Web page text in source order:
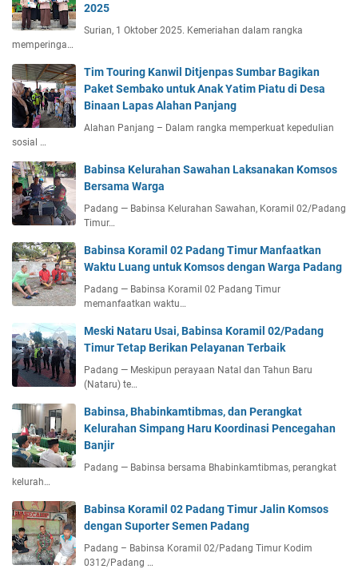
2025
Surian, 1 Oktober 2025. Kemeriahan dalam rangka
memperinga…
Tim Touring Kanwil Ditjenpas Sumbar Bagikan
Paket Sembako untuk Anak Yatim Piatu di Desa
Binaan Lapas Alahan Panjang
Alahan Panjang – Dalam rangka memperkuat kepedulian
sosial …
Babinsa Kelurahan Sawahan Laksanakan Komsos
Bersama Warga
Padang — Babinsa Kelurahan Sawahan, Koramil 02/Padang
Timur…
Babinsa Koramil 02 Padang Timur Manfaatkan
Waktu Luang untuk Komsos dengan Warga Padang
Padang — Babinsa Koramil 02 Padang Timur
memanfaatkan waktu…
Meski Nataru Usai, Babinsa Koramil 02/Padang
Timur Tetap Berikan Pelayanan Terbaik
Padang — Meskipun perayaan Natal dan Tahun Baru
(Nataru) te…
Babinsa, Bhabinkamtibmas, dan Perangkat
Kelurahan Simpang Haru Koordinasi Pencegahan
Banjir
Padang — Babinsa bersama Bhabinkamtibmas, perangkat
kelurah…
Babinsa Koramil 02 Padang Timur Jalin Komsos
dengan Suporter Semen Padang
Padang – Babinsa Koramil 02/Padang Timur Kodim
0312/Padang …